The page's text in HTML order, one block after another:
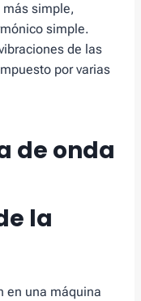
simple,
simple.
de las
por varias
de onda
la
en una máquina